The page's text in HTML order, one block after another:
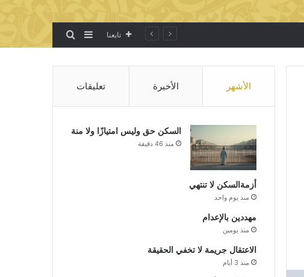
تابعنا إضافة عمود جانبي
بحث عن
الأشهر الأخيرة تعليقات
السكن حق وليس امتيازًا ولا منة
منذ 46 دقيقة
أزمةالسكن لا تنتهي
منذ يوم واحد
مهددين بالإعدام
منذ يومين
الاعتقال جريمة لا تخفي الحقيقة
منذ 3 أيام